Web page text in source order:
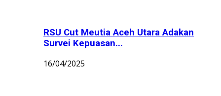
RSU Cut Meutia Aceh Utara Adakan
Survei Kepuasan...
16/04/2025